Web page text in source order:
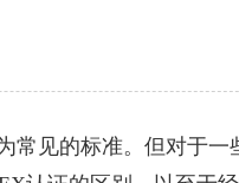
常见的标准。但对于一